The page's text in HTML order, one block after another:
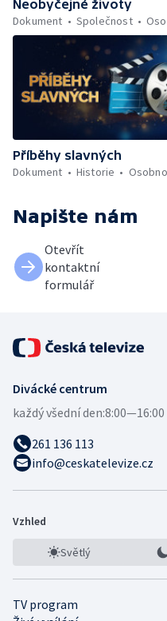
Neobyčejné životy
Dokument
Společnost
Příběhy slavných
Dokument
Historie
Napište nám
Otevřít
kontaktní
formulář
Divácké centrum
každý všední den:
261 136 113
info@ceskatelevize.cz
Vzhled
Světlý
TV program